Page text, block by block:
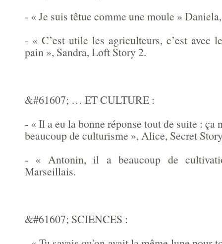
- « Je suis têtue comme une moule »
- « C’est utile les agriculteurs, c’est avec
pain », Sandra, Loft Story 2.
&#61607; … ET CULTURE :
- « Il a eu la bonne réponse tout de suite : ça
beaucoup de culturisme », Alice, Secret
- « Antonin, il a beaucoup de
Marseillais.
&#61607; SCIENCES :